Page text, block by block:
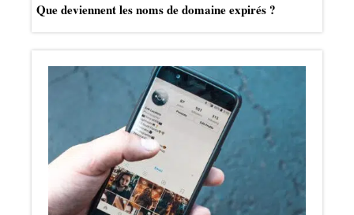
Que deviennent les noms de domaine expirés ?